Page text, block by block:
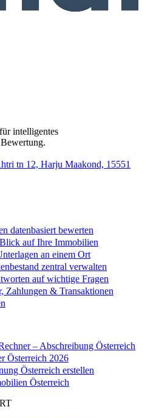
intelligentes
tn 12, Harju Maakond, 15551
datenbasiert bewerten
auf Ihre Immobilien
an einem Ort
zentral verwalten
auf wichtige Fragen
Zahlungen & Transaktionen
– Abschreibung Österreich
Österreich 2026
Österreich erstellen
Österreich